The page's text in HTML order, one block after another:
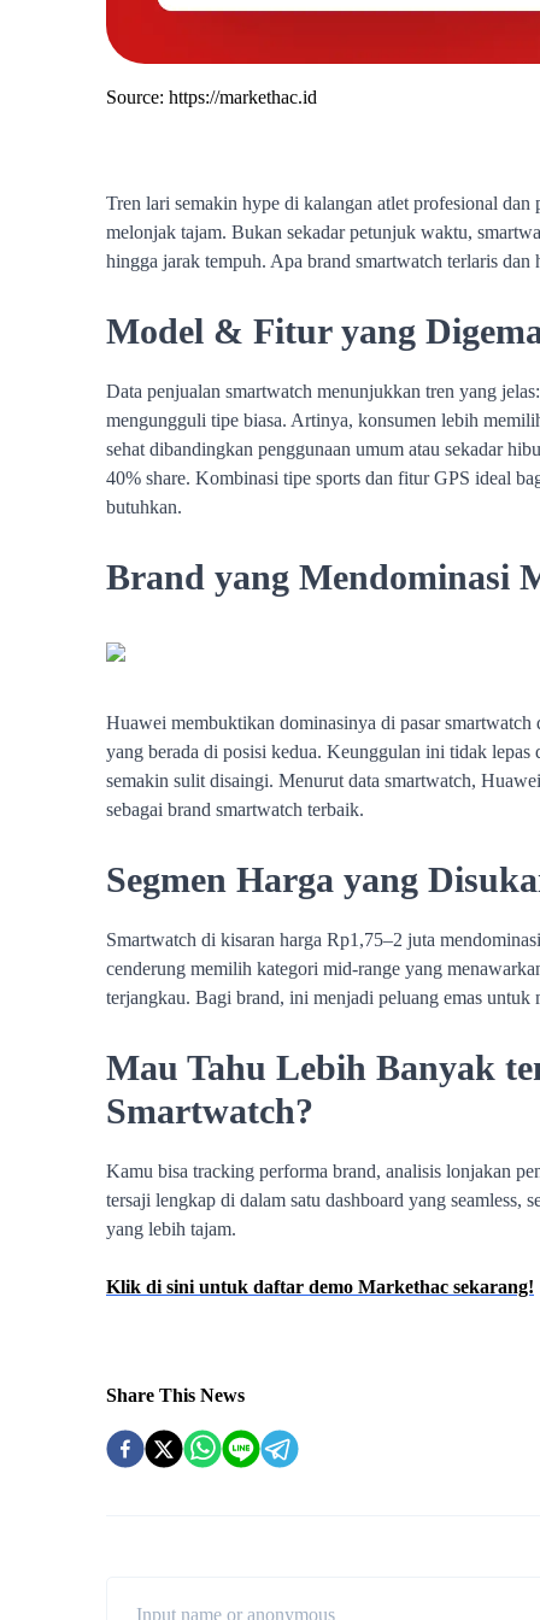
Source: https://markethac.id
Share This News